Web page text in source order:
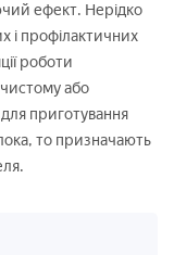
ефект. Нерідко
і профілактичних
роботи
або
приготування
то призначають